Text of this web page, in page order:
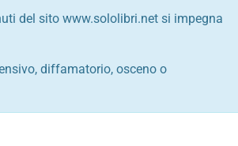
del sito www.sololibri.net si impegna
diffamatorio, osceno o
di quelle internazionali
denigratorio e sbeffeggiatorio